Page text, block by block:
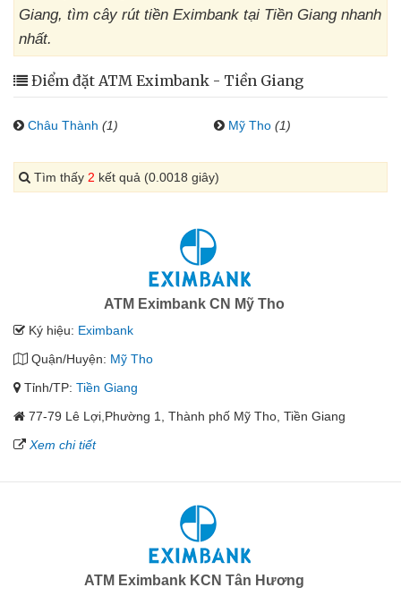
Giang, tìm cây rút tiền Eximbank tại Tiền Giang nhanh
nhất.
Điểm đặt ATM Eximbank - Tiền Giang
Châu Thành (1) Mỹ Tho (1)
Tìm thấy 2 kết quả (0.0018 giây)
ATM Eximbank CN Mỹ Tho
Ký hiệu: Eximbank
Quận/Huyện: Mỹ Tho
Tỉnh/TP: Tiền Giang
77-79 Lê Lợi,Phường 1, Thành phố Mỹ Tho, Tiền Giang
Xem chi tiết
ATM Eximbank KCN Tân Hương